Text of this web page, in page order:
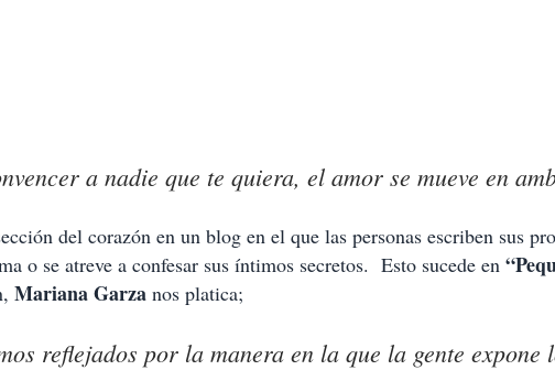
a nadie que te quiera, el amor se mueve en
del corazón en un blog en el que las personas escriben sus
o se atreve a confesar sus íntimos secretos. Esto sucede en
Mariana Garza nos platica;
reflejados por la manera en la que la gente expone